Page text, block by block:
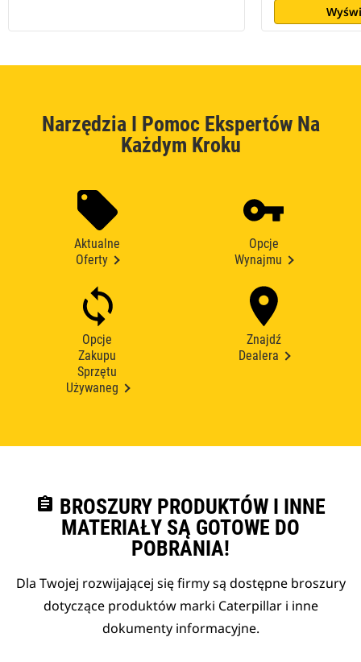
Narzędzia I Pomoc Ekspertów Na
Każdym Kroku
Aktualne
Oferty
Opcje
Wynajmu
Opcje
Zakupu
Sprzętu
Używaneg
Znajdź
Dealera
assignment BROSZURY PRODUKTÓW I INNE
MATERIAŁY SĄ GOTOWE DO
POBRANIA!
Dla Twojej rozwijającej się firmy są dostępne broszury
dotyczące produktów marki Caterpillar i inne
dokumenty informacyjne.